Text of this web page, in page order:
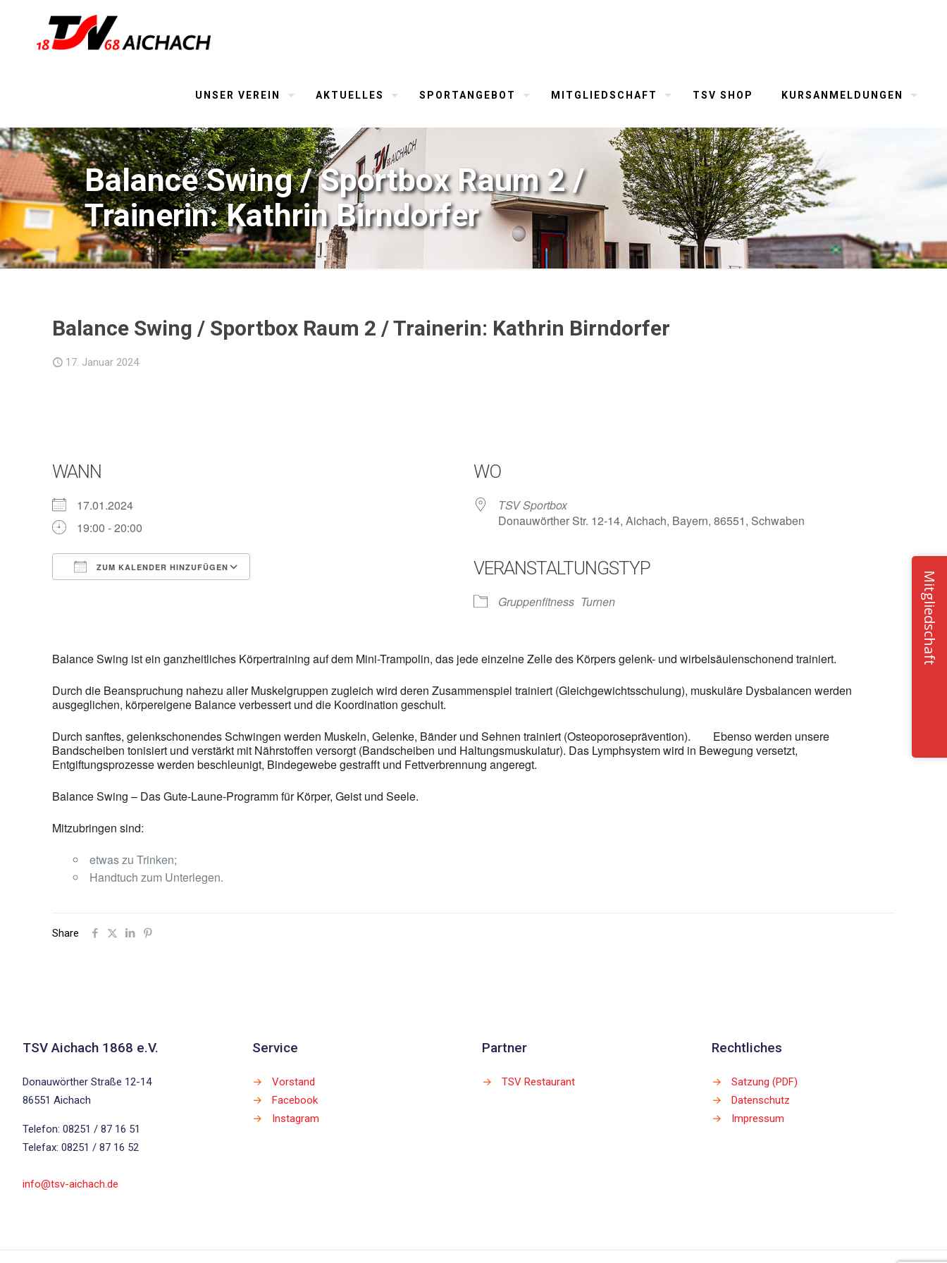
UNSER VEREIN AKTUELLES SPORTANGEBOT MITGLIEDSCHAFT TSV SHOP KURSANMELDUNGEN
Balance Swing / Sportbox Raum 2 /
Trainerin: Kathrin Birndorfer
Balance Swing / Sportbox Raum 2 / Trainerin: Kathrin Birndorfer
17. Januar 2024
WANN
17.01.2024
19:00 - 20:00
ZUM KALENDER HINZUFÜGEN
iCalendar
WO
TSV Sportbox
Donauwörther Str. 12-14, Aichach, Bayern, 86551, Schwaben
VERANSTALTUNGSTYP
Gruppenfitness Turnen
Balance Swing ist ein ganzheitliches Körpertraining auf dem Mini-Trampolin, das jede einzelne Zelle des Körpers gelenk- und wirbelsäulenschonend trainiert.
Durch die Beanspruchung nahezu aller Muskelgruppen zugleich wird deren Zusammenspiel trainiert (Gleichgewichtsschulung), muskuläre Dysbalancen werden
ausgeglichen, körpereigene Balance verbessert und die Koordination geschult.
Durch sanftes, gelenkschonendes Schwingen werden Muskeln, Gelenke, Bänder und Sehnen trainiert (Osteoporoseprävention). Ebenso werden unsere
Bandscheiben tonisiert und verstärkt mit Nährstoffen versorgt (Bandscheiben und Haltungsmuskulatur). Das Lymphsystem wird in Bewegung versetzt,
Entgiftungsprozesse werden beschleunigt, Bindegewebe gestrafft und Fettverbrennung angeregt.
Balance Swing – Das Gute-Laune-Programm für Körper, Geist und Seele.
Mitzubringen sind:
etwas zu Trinken;
Handtuch zum Unterlegen.
Share
TSV Aichach 1868 e.V.
Donauwörther Straße 12-14
86551 Aichach
Telefon: 08251 / 87 16 51
Telefax: 08251 / 87 16 52
info@tsv-aichach.de
Service
→
Vorstand
→
Facebook
→
Instagram
Partner
→ TSV Restaurant
Rechtliches
→
Satzung (PDF)
→
Datenschutz
→
Impressum
Mitgliedschaft